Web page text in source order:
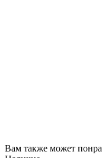
Вам также может